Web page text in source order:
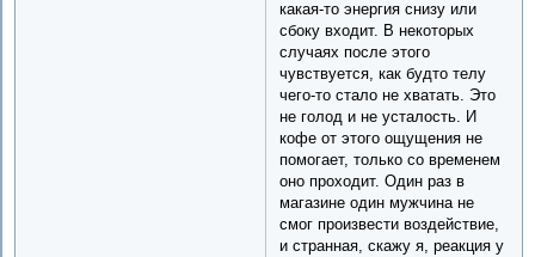
какая-то энергия снизу или
сбоку входит. В некоторых
случаях после этого
чувствуется, как будто телу
чего-то стало не хватать. Это
не голод и не усталость. И
кофе от этого ощущения не
помогает, только со временем
оно проходит. Один раз в
магазине один мужчина не
смог произвести воздействие,
и странная, скажу я, реакция у